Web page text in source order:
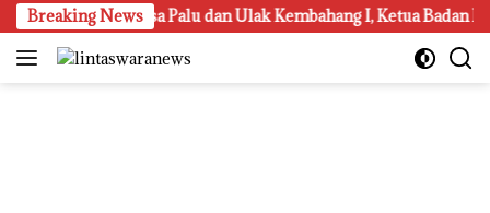
Langsung
ke
konten
Breaking News
Reses di Desa Palu dan Ulak Kembahang I, Ketua Badan